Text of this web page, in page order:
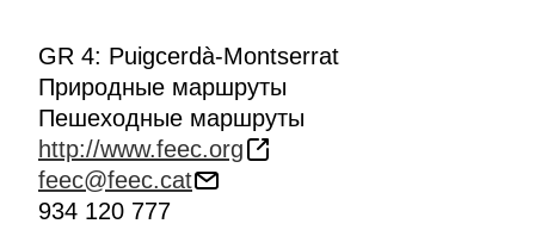
GR 4: Puigcerdà-Montserrat
Природные маршруты
Пешеходные маршруты
http://www.feec.org
feec@feec.cat
934 120 777